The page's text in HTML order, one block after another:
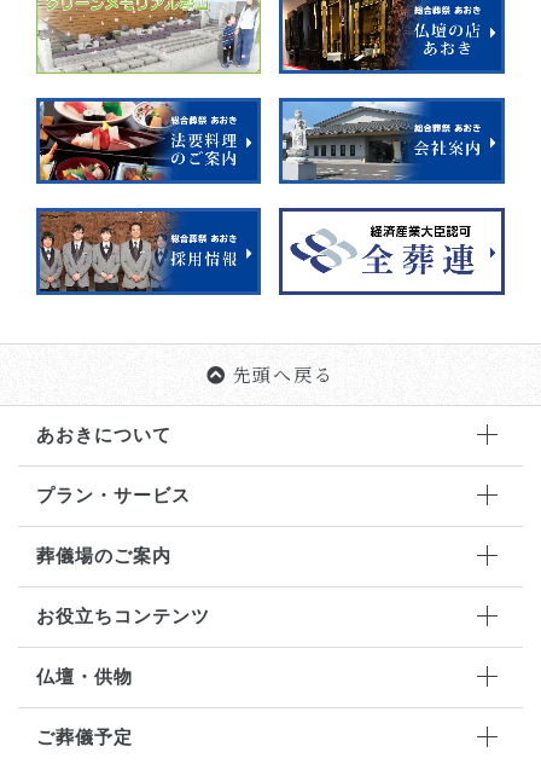
先頭へ戻る
あおきについて
プラン・サービス
葬儀場のご案内
お役立ちコンテンツ
仏壇・供物
ご葬儀予定